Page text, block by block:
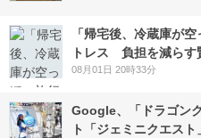
「帰宅後、冷蔵庫が
トレス 負担を減らす
08月01日 20時33分
Google、「ドラゴン
ト「ジェミニクエス